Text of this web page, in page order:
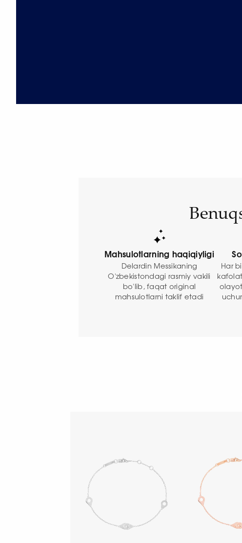
Mahsulotlarning haqiqiyligi
Delardin Messikaning
O'zbekistondagi rasmiy vakili
bo'lib, faqat original
mahsulotlarni taklif etadi
Har